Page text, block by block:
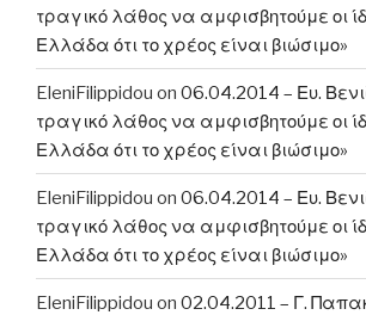
τραγικό λάθος να αμφισβητούμε οι
Ελλάδα ότι το χρέος είναι βιώσιμο»
EleniFilippidou on 06.04.2014 – Ευ.
τραγικό λάθος να αμφισβητούμε οι
Ελλάδα ότι το χρέος είναι βιώσιμο»
EleniFilippidou on 06.04.2014 – Ευ.
τραγικό λάθος να αμφισβητούμε οι
Ελλάδα ότι το χρέος είναι βιώσιμο»
EleniFilippidou on 02.04.2011 – Γ.